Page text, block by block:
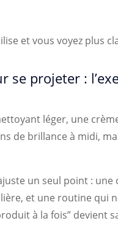
et vous voyez plus
projeter :
léger, une
de brillance à midi,
un seul point :
et une routine qui
à la fois” devient